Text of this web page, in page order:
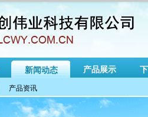
新闻动态 产品展示
产品资讯